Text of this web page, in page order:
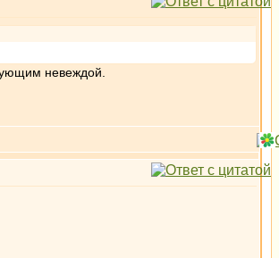
невеждой.